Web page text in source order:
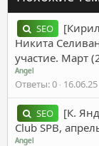
SEO
Никита
участие. Март
Angel
Ответы 0 16.06.25
SEO
[К.
Club SPB,
Angel